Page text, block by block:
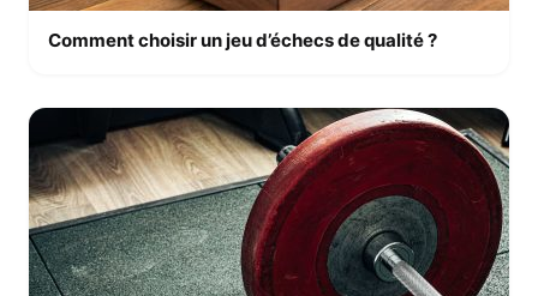
Comment choisir un jeu d’échecs de qualité ?